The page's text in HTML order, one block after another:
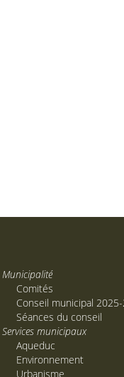
Municipalité
Comités
Conseil municipal
Séances du conseil
Services municipaux
Aqueduc
Environnement
Urbanisme